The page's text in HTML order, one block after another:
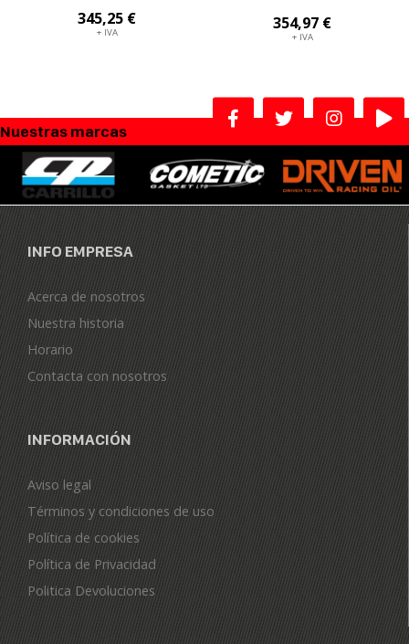
345,25 €
+ IVA 354,97 €
+ IVA
Nuestras marcas
INFO EMPRESA
Acerca de nosotros
Nuestra historia
Horario
Contacta con nosotros
INFORMACIÓN
Aviso legal
Términos y condiciones de uso
Política de cookies
Política de Privacidad
Politica Devoluciones